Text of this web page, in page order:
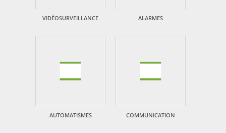
VIDÉOSURVEILLANCE ALARMES
AUTOMATISMES COMMUNICATION